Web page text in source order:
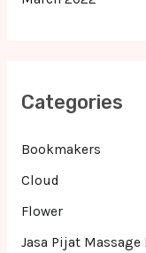
Categories
Bookmakers
Cloud
Flower
Jasa Pijat